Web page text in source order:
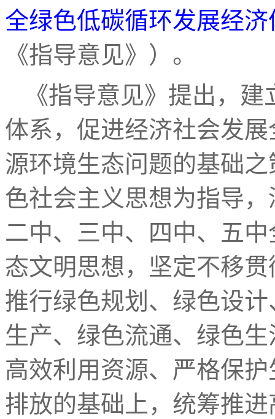
全绿色低碳循环发展经
《指导意见》）。
《指导意见》提出，
体系，促进经济社会发
源环境生态问题的基础
色社会主义思想为指导
二中、三中、四中、五
态文明思想，坚定不移
推行绿色规划、绿色设
生产、绿色流通、绿色
高效利用资源、严格保
排放的基础上，统筹推